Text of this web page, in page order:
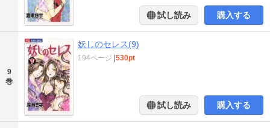
試し読み 購入する
9
巻
妖しのセレス(9)
194ページ |530pt
試し読み 購入する